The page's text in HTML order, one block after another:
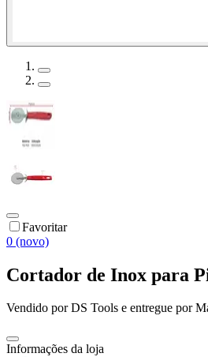
Favoritar
0 (novo)
Cortador de Inox para
Vendido porDS Tools e entregue por
Informações da loja